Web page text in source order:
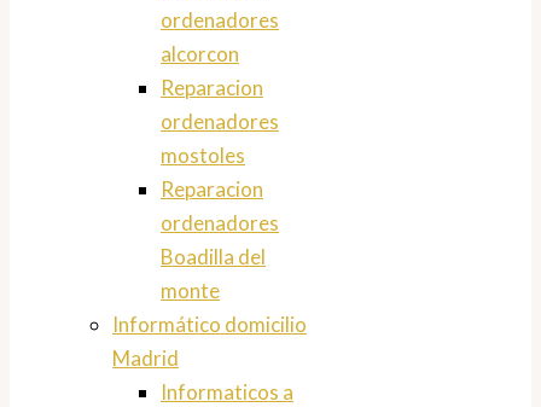
ordenadores
alcorcon
Reparacion
ordenadores
mostoles
Reparacion
ordenadores
Boadilla del
monte
Informático domicilio
Madrid
Informaticos a